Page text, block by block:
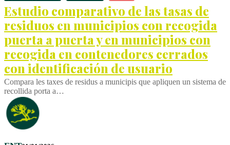
Estudio comparativo de las tasas de
residuos en municipios con recogida
puerta a puerta y en municipios con
recogida en contenedores cerrados
con identificación de usuario
Compara les taxes de residus a municipis que apliquen un sistema de
recollida porta a…